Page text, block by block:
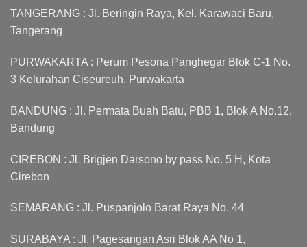
TANGERANG : Jl. Beringin Raya, Kel. Karawaci Baru,
Tangerang
PURWAKARTA : Perum Pesona Panghegar Blok C-1 No.
3 Kelurahan Ciseureuh, Purwakarta
BANDUNG : Jl. Permata Buah Batu, PBB 1, Blok A No.12,
Bandung
CIREBON : Jl. Brigjen Darsono by pass No. 5 H, Kota
Cirebon
SEMARANG : Jl. Puspanjolo Barat Raya No. 44
SURABAYA : Jl. Pagesangan Asri Blok AA No 1,